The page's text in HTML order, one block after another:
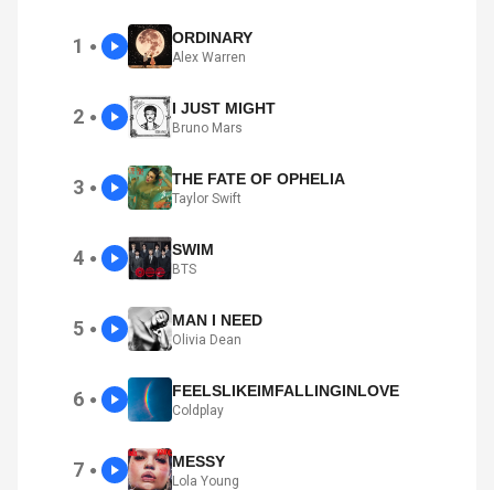
1 ● ORDINARY
Alex Warren
2 ● I JUST MIGHT
Bruno Mars
3 ● THE FATE OF OPHELIA
Taylor Swift
4 ● SWIM
BTS
5 ● MAN I NEED
Olivia Dean
6 ● FEELSLIKEIMFALLINGINLOVE
Coldplay
7 ● MESSY
Lola Young